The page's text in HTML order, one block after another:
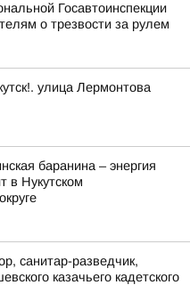
Госавтоинспекции
о трезвости за рулем
улица Лермонтова
баранина – энергия
в Нукутском
санитар-разведчик,
казачьего кадетского